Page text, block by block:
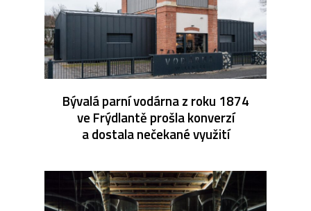
Bývalá parní vodárna z roku 1874
ve Frýdlantě prošla konverzí
a dostala nečekané využití